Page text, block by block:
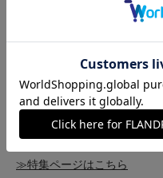
ホリデーシーズンに大切な
贈る相手を想いながら選ん
で届くはず。
心弾むバッグやあったか小
おります。
≫特集ページはこちら